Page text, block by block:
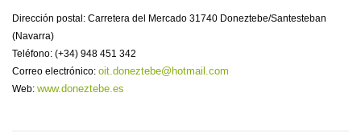
Dirección postal: Carretera del Mercado 31740 Doneztebe/Santesteban
(Navarra)
Teléfono: (+34) 948 451 342
Correo electrónico: oit.doneztebe@hotmail.com
Web: www.doneztebe.es